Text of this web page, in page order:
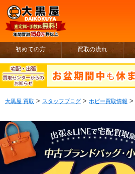
初めての方 買取の流れ
大黒屋 買取 > スタッフブログ > ホビー買取情報 >